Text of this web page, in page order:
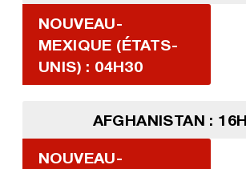
NOUVEAU-
MEXIQUE (ÉTATS-
UNIS) : 04H30
AFGHANISTAN :
NOUVEAU-